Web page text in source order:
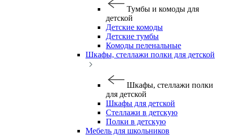
Тумбы и комоды для
детской
Детские комоды
Детские тумбы
Комоды пеленальные
Шкафы, стеллажи полки для детской
Шкафы, стеллажи полки
для детской
Шкафы для детской
Стеллажи в детскую
Полки в детскую
Мебель для школьников